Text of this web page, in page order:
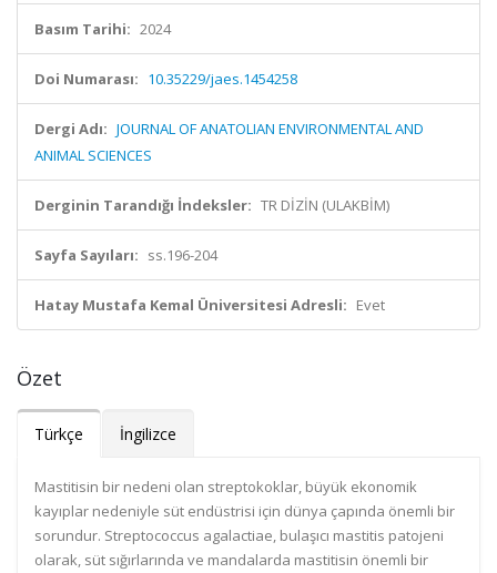
Basım Tarihi: 2024
Doi Numarası: 10.35229/jaes.1454258
Dergi Adı: JOURNAL OF ANATOLIAN ENVIRONMENTAL AND
ANIMAL SCIENCES
Derginin Tarandığı İndeksler: TR DİZİN (ULAKBİM)
Sayfa Sayıları: ss.196-204
Hatay Mustafa Kemal Üniversitesi Adresli: Evet
Özet
Türkçe İngilizce
Mastitisin bir nedeni olan streptokoklar, büyük ekonomik
kayıplar nedeniyle süt endüstrisi için dünya çapında önemli bir
sorundur. Streptococcus agalactiae, bulaşıcı mastitis patojeni
olarak, süt sığırlarında ve mandalarda mastitisin önemli bir